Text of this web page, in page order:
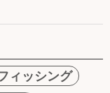
ィッシング